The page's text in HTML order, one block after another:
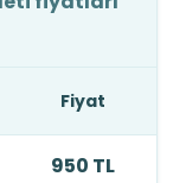
Fiyat
950 TL